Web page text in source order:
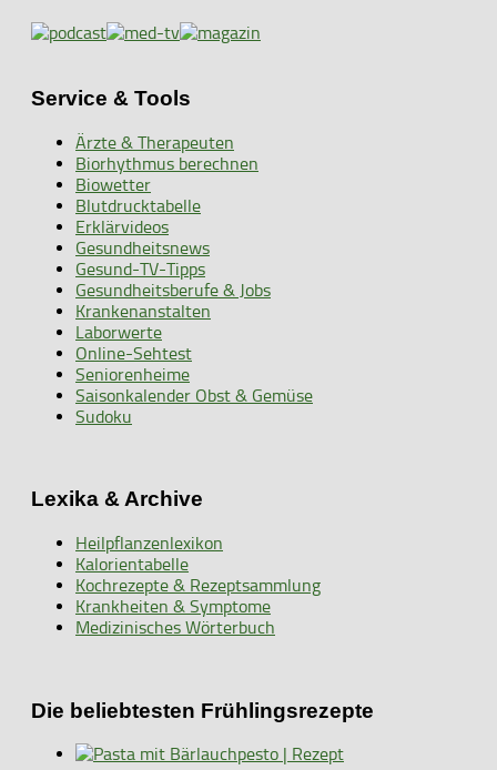
Service & Tools
Ärzte & Therapeuten
Biorhythmus berechnen
Biowetter
Blutdrucktabelle
Erklärvideos
Gesundheitsnews
Gesund-TV-Tipps
Gesundheitsberufe & Jobs
Krankenanstalten
Laborwerte
Online-Sehtest
Seniorenheime
Saisonkalender Obst & Gemüse
Sudoku
Lexika & Archive
Heilpflanzenlexikon
Kalorientabelle
Kochrezepte & Rezeptsammlung
Krankheiten & Symptome
Medizinisches Wörterbuch
Die beliebtesten Frühlingsrezepte